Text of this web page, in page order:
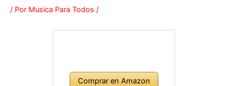
/ Por Musica Para Todos /
Comprar en Amazon